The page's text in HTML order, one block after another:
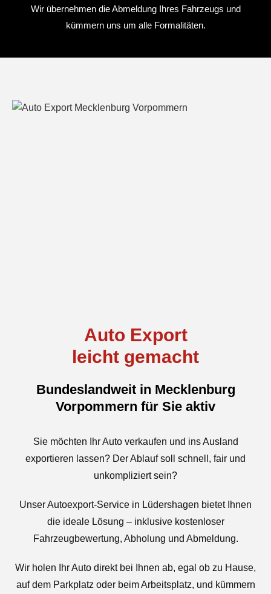
Wir übernehmen die Abmeldung Ihres Fahrzeugs und
kümmern uns um alle Formalitäten.
Auto Export
leicht gemacht
Bundeslandweit in Mecklenburg
Vorpommern für Sie aktiv
Sie möchten Ihr Auto verkaufen und ins Ausland
exportieren lassen? Der Ablauf soll schnell, fair und
unkompliziert sein?
Unser Autoexport-Service in Lüdershagen bietet Ihnen
die ideale Lösung – inklusive kostenloser
Fahrzeugbewertung, Abholung und Abmeldung.
Wir holen Ihr Auto direkt bei Ihnen ab, egal ob zu Hause,
auf dem Parkplatz oder beim Arbeitsplatz, und kümmern